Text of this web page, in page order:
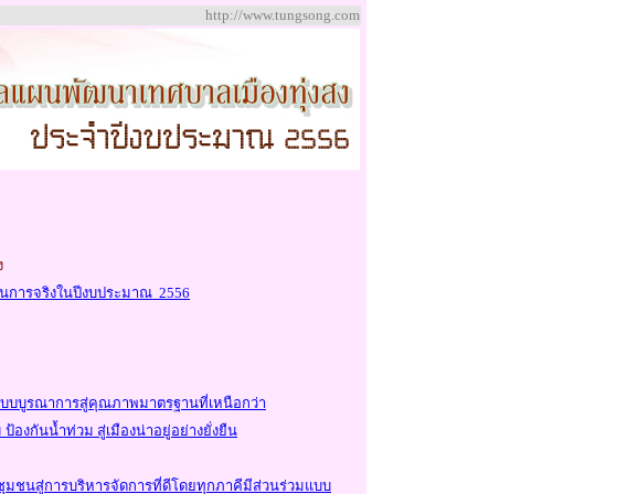
http://www.tungsong.com
การจริงในปีงบประมาณ 2556
บบูรณาการสู่คุณภาพมาตรฐานที่เหนือกว่า
องกันน้ำท่วม สู่เมืองน่าอยู่อย่างยั่งยืน
มชนสู่การบริหารจัดการที่ดีโดยทุกภาคีมีส่วนร่วมแบบ